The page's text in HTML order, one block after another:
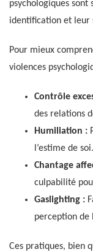
psychologiques
identification et leur
Pour mieux
violences
Contrôle
des relations
Humiliation :
l’estime de soi.
Chantage
culpabilité
Gaslighting :
perception de
Ces pratiques, bien